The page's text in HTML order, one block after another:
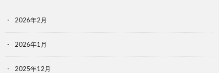
2026年2月
2026年1月
2025年12月